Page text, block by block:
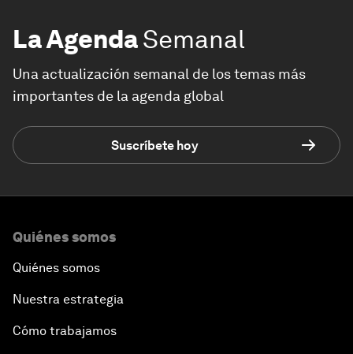
La AgendaSemanal
Una actualización semanal de los temas más
importantes de la agenda global
Suscríbete hoy
Quiénes somos
Quiénes somos
Nuestra estrategia
Cómo trabajamos